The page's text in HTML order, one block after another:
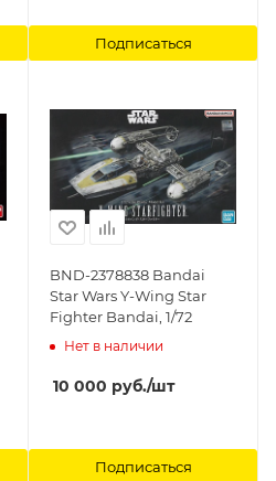
Подписаться
BND-2378838 Bandai
Star Wars Y-Wing Star
Fighter Bandai, 1/72
Нет в наличии
10 000 руб./шт
Подписаться